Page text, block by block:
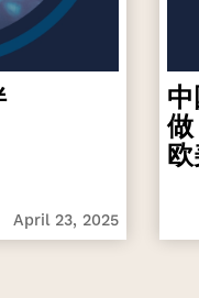
April 23, 2025